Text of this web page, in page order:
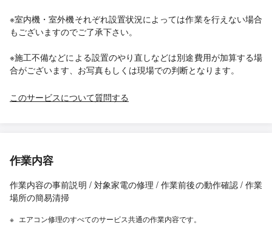
※室内機・室外機それぞれ設置状況によっては作業を行えない場合
もございますのでご了承下さい。
※施工不備などによる設置のやり直しなどは別途費用が加算する場
合がございます、お写真もしくは現場での判断となります。
このサービスについて質問する
作業内容
作業内容の事前説明 / 対象家電の修理 / 作業前後の動作確認 / 作業
場所の簡易清掃
エアコン修理のすべてのサービス共通の作業内容です。